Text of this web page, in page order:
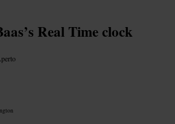
Real Time clock